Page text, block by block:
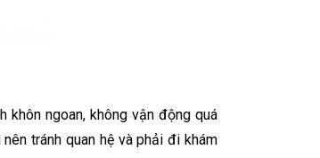
khôn ngoan, không vận động quá
tránh quan hệ và phải đi khám